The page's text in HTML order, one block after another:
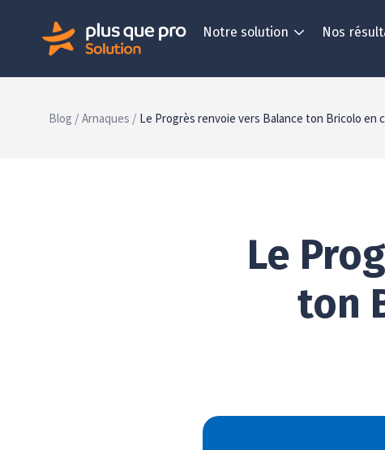
Notre solution Nos
Blog / Arnaques / Le Progrès renvoie vers Balance ton Bricolo en
Le
ton